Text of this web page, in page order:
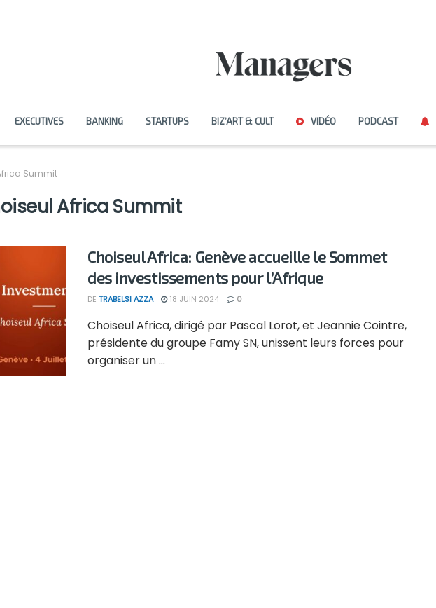
EXECUTIVES BANKING STARTUPS BIZ’ART & CULT VIDÉO PODCAST
Summit
Africa Summit
Choiseul Africa: Genève accueille le Sommet
des investissements pour l’Afrique
DE TRABELSI AZZA 18 JUIN 2024 0
Choiseul Africa, dirigé par Pascal Lorot, et Jeannie Cointre,
présidente du groupe Famy SN, unissent leurs forces pour
organiser un ...